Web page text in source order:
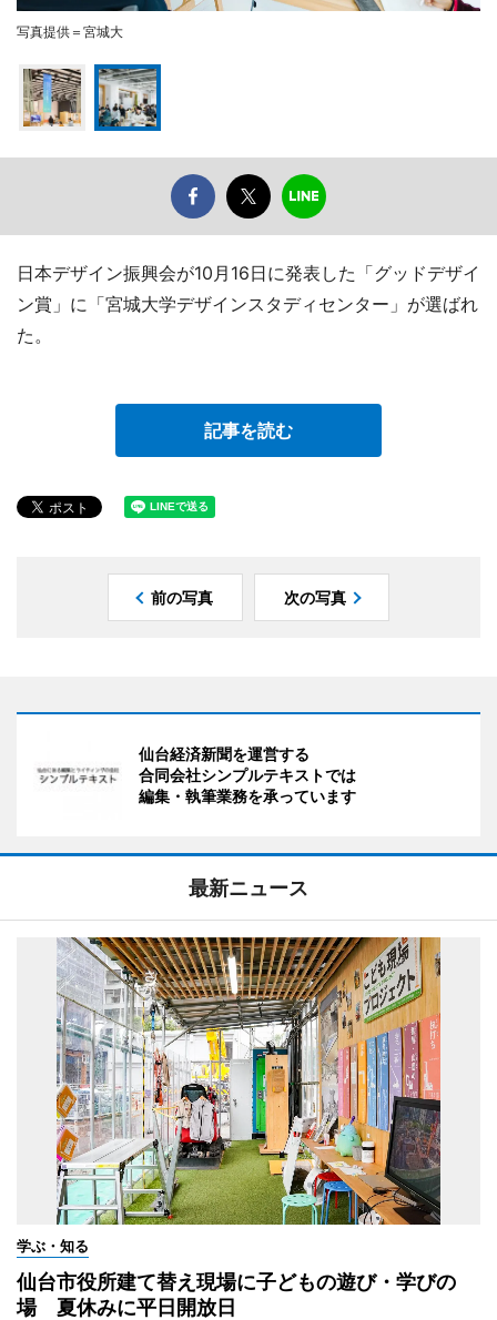
写真提供＝宮城大
日本デザイン振興会が10月16日に発表した「グッドデザイ
ン賞」に「宮城大学デザインスタディセンター」が選ばれ
た。
記事を読む
前の写真 次の写真
仙台経済新聞を運営する
合同会社シンプルテキストでは
編集・執筆業務を承っています
最新ニュース
学ぶ・知る
仙台市役所建て替え現場に子どもの遊び・学びの
場 夏休みに平日開放日